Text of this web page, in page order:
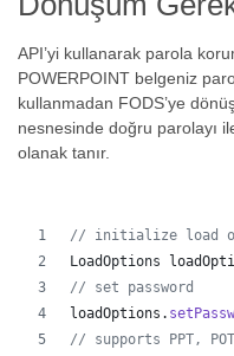
API’yi kullanarak parola
POWERPOINT belgeniz
kullanmadan FODS’ye
nesnesinde doğru parolayı
olanak tanır.
// initialize load
LoadOptions
// set password
loadOptions .
// supports PPT,